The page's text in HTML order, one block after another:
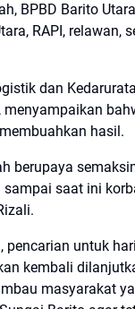
BPBD Barito
RAPI, relawan,
dan
menyampaikan
hasil.
berupaya
saat ini
pencarian untuk
kembali
masyarakat